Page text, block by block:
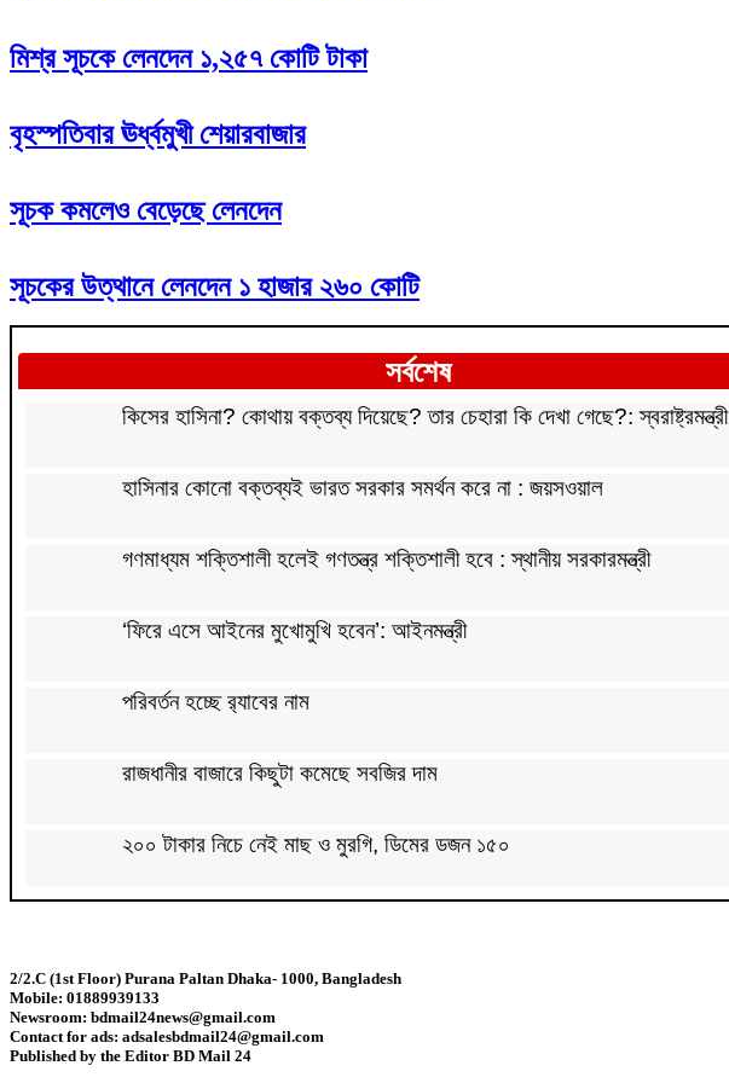
মিশ্র সূচকে লেনদেন ১,২৫৭ কোটি টাকা
বৃহস্পতিবার ঊর্ধ্বমুখী শেয়ারবাজার
সূচক কমলেও বেড়েছে লেনদেন
সূচকের উত্থানে লেনদেন ১ হাজার ২৬০ কোটি
সর্বশেষ
কিসের হাসিনা? কোথায় বক্তব্য দিয়েছে? তার চেহারা কি দেখা গেছে?: স্বরাষ্ট্রমন্ত্রী
হাসিনার কোনো বক্তব্যই ভারত সরকার সমর্থন করে না : জয়সওয়াল
গণমাধ্যম শক্তিশালী হলেই গণতন্ত্র শক্তিশালী হবে : স্থানীয় সরকারমন্ত্রী
‘ফিরে এসে আইনের মুখোমুখি হবেন’: আইনমন্ত্রী
পরিবর্তন হচ্ছে র‌্যাবের নাম
রাজধানীর বাজারে কিছুটা কমেছে সবজির দাম
২০০ টাকার নিচে নেই মাছ ও মুরগি, ডিমের ডজন ১৫০
দেশের সাত অঞ্চলে ৬০ কিলোমিটার বেগে ঝড়-বৃষ্টির সতর্কতা
বগুড়ায় বাসচাপায় নিহত ৬
2/2.C (1st Floor) Purana Paltan Dhaka- 1000, Bangladesh
Mobile: 01889939133
Newsroom: bdmail24news@gmail.com
Contact for ads: adsalesbdmail24@gmail.com
Published by the Editor BD Mail 24